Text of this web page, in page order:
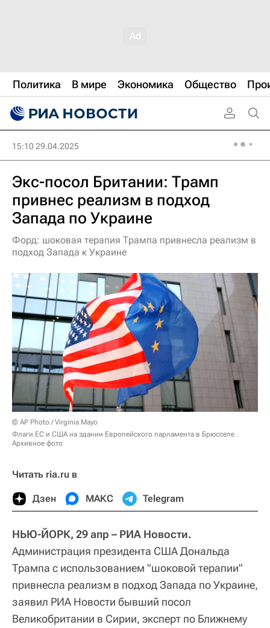
Политика В мире Экономика Общество
15:10 29.04.2025
Экс-посол Британии: Трамп
привнес реализм в подход
Запада по Украине
Форд: шоковая терапия Трампа привнесла реализм в
подход Запада к Украине
© AP Photo / Virginia Mayo
Флаги ЕС и США на здании Европейского парламента в Брюсселе .
Архивное фото
Читать ria.ru в
Дзен МАКС Telegram
НЬЮ-ЙОРК, 29 апр – РИА Новости.
Администрация президента США Дональда
Трампа с использованием "шоковой терапии"
привнесла реализм в подход Запада по Украине,
заявил РИА Новости бывший посол
Великобритании в Сирии, эксперт по Ближнему